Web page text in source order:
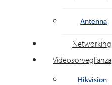
Antenna
Networking
Videosorveglianza
Hikvision